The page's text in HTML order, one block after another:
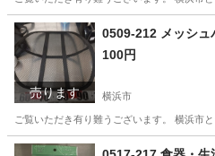
神奈川 横浜市 アクセサリー
売ります
0509-212 メッシュ
100円
横浜市
ご覧いただき有り難うございます。 横浜
神奈川 横浜市 リユ